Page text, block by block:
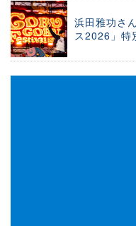
浜田雅功さ
ス2026」特